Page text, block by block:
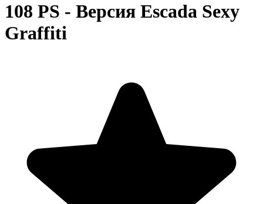
108 PS - Версия Escada Sexy
Graffiti